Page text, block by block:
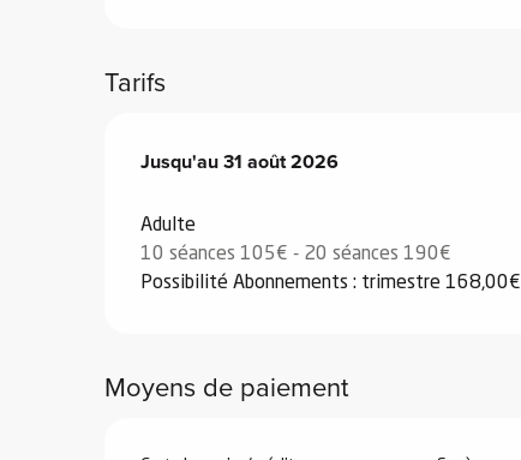
Tarifs
Du8 janvier 2026au31 août 2026
Jusqu'au31 août 2026
Adulte
10 séances 105€ - 20 séances 190€
Possibilité Abonnements : trimestre 168,00€
Moyens de paiement